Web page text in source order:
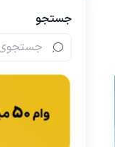
جستجو